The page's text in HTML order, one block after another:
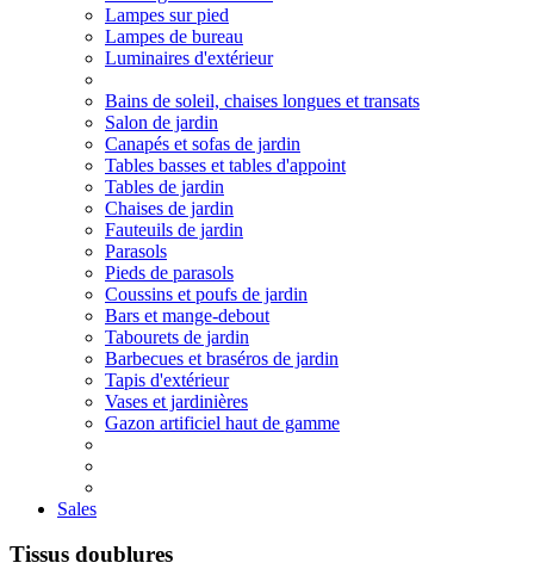
Lampes sur pied
Lampes de bureau
Luminaires d'extérieur
Bains de soleil, chaises longues et transats
Salon de jardin
Canapés et sofas de jardin
Tables basses et tables d'appoint
Tables de jardin
Chaises de jardin
Fauteuils de jardin
Parasols
Pieds de parasols
Coussins et poufs de jardin
Bars et mange-debout
Tabourets de jardin
Barbecues et braséros de jardin
Tapis d'extérieur
Vases et jardinières
Gazon artificiel haut de gamme
Sales
Tissus doublures